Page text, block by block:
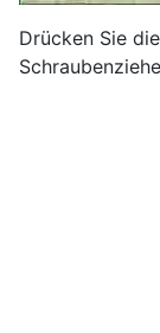
Drücken Sie